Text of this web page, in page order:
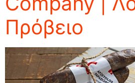
Πρόβειο